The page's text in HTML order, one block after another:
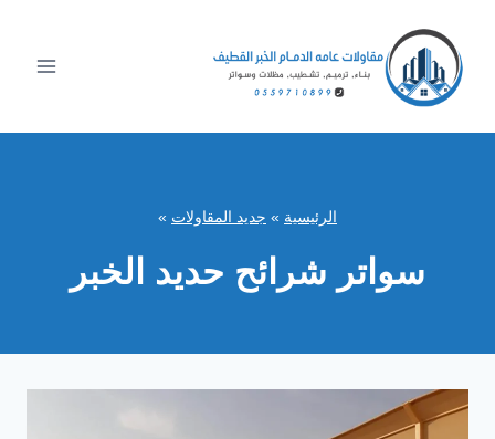
المحتوى
الرئيسية » جديد المقاولات »
سواتر شرائح حديد الخبر